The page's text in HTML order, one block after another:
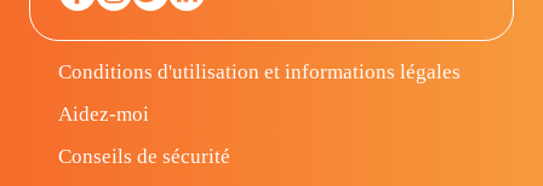
Conditions d'utilisation et informations légales
Aidez-moi
Conseils de sécurité